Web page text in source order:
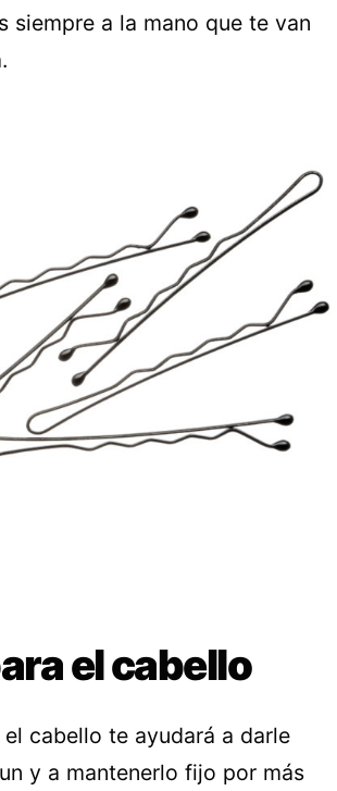
siempre a la mano que te van
el cabello
cabello te ayudará a darle
y a mantenerlo fijo por más